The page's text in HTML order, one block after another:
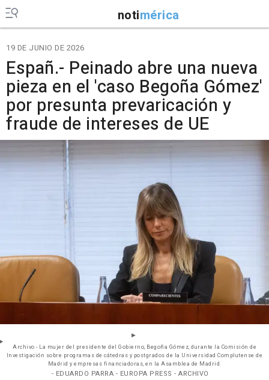
notimérica
19 DE JUNIO DE 2026
Españ.- Peinado abre una nueva
pieza en el 'caso Begoña Gómez'
por presunta prevaricación y
fraude de intereses de UE
Archivo - La mujer del presidente del Gobierno, Begoña Gómez, durante la Comisión de
Investigación sobre programas de cátedras y postgrados de la Universidad Complutense de
Madrid y empresas financiadoras, en la Asamblea de Madrid.
- EDUARDO PARRA - EUROPA PRESS - ARCHIVO